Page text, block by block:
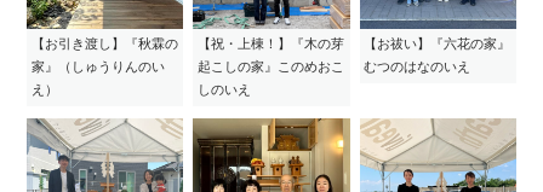
【お引き渡し】『秋霖の
家』（しゅうりんのい
え）
【祝・上棟！】『木の芽
起こしの家』このめおこ
しのいえ
【お祓い】『六花の家』
むつのはなのいえ